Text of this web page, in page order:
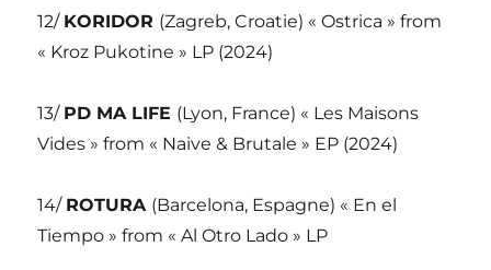
12/ KORIDOR (Zagreb, Croatie) « Ostrica » from
« Kroz Pukotine » LP (2024)
13/ PD MA LIFE (Lyon, France) « Les Maisons
Vides » from « Naive & Brutale » EP (2024)
14/ ROTURA (Barcelona, Espagne) « En el
Tiempo » from « Al Otro Lado » LP